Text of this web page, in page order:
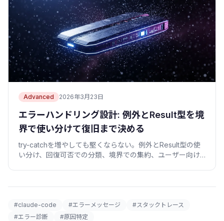
Advanced 2026年3月23日
エラーハンドリング設計: 例外とResult型を境
界で使い分けて復旧まで決める
try-catchを増やしても堅くならない。例外とResult型の使
い分け、回復可否での分類、境界での集約、ユーザー向け
#claude-code #エラーメッセージ
#スタックトレース
#エラー診断
#原因特定